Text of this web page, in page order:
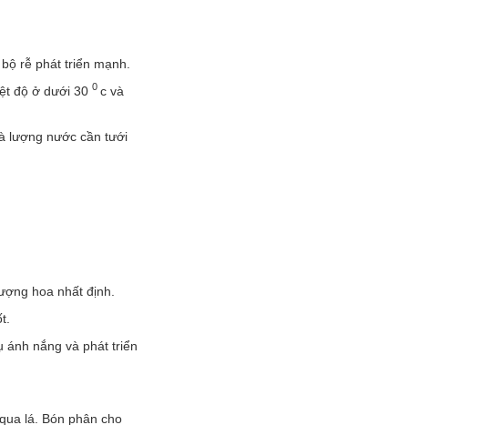
rễ phát triển mạnh.
độ ở dưới 30 0 c và
lượng nước cần tưới
hoa nhất định.
ánh nắng và phát triển
lá. Bón phân cho